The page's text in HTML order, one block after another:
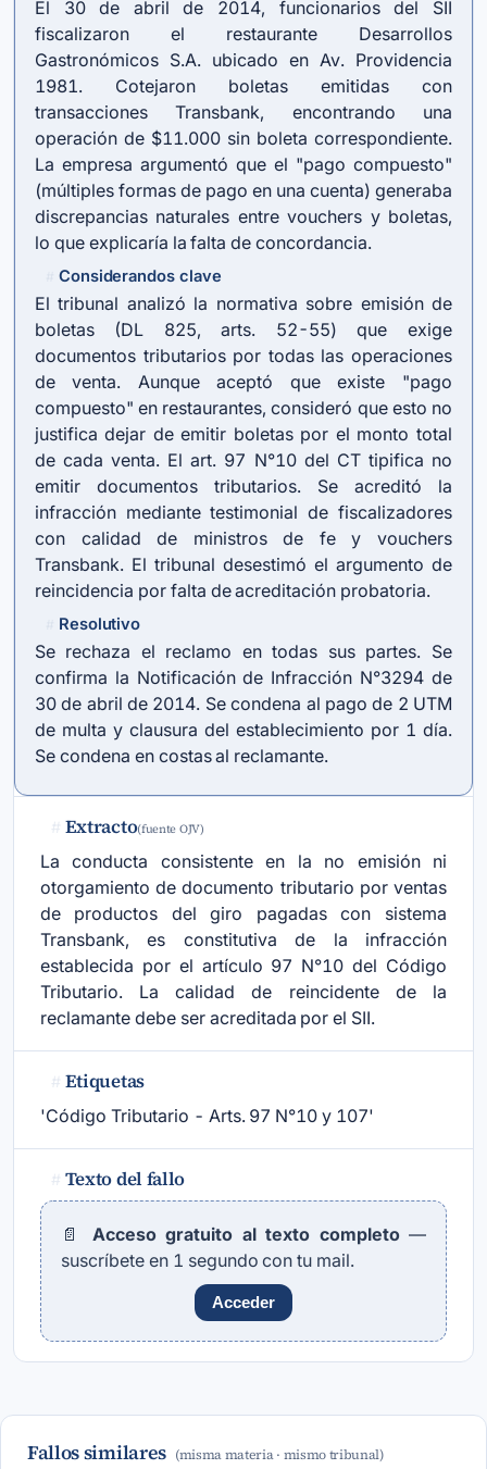
El 30 de abril de 2014, funcionarios del SII
fiscalizaron el restaurante Desarrollos
Gastronómicos S.A. ubicado en Av. Providencia
1981. Cotejaron boletas emitidas con
transacciones Transbank, encontrando una
operación de $11.000 sin boleta correspondiente.
La empresa argumentó que el "pago compuesto"
(múltiples formas de pago en una cuenta) generaba
discrepancias naturales entre vouchers y boletas,
lo que explicaría la falta de concordancia.
Considerandos clave
El tribunal analizó la normativa sobre emisión de
boletas (DL 825, arts. 52-55) que exige
documentos tributarios por todas las operaciones
de venta. Aunque aceptó que existe "pago
compuesto" en restaurantes, consideró que esto no
justifica dejar de emitir boletas por el monto total
de cada venta. El art. 97 N°10 del CT tipifica no
emitir documentos tributarios. Se acreditó la
infracción mediante testimonial de fiscalizadores
con calidad de ministros de fe y vouchers
Transbank. El tribunal desestimó el argumento de
reincidencia por falta de acreditación probatoria.
Resolutivo
Se rechaza el reclamo en todas sus partes. Se
confirma la Notificación de Infracción N°3294 de
30 de abril de 2014. Se condena al pago de 2 UTM
de multa y clausura del establecimiento por 1 día.
Se condena en costas al reclamante.
# Extracto(fuente OJV)
La conducta consistente en la no emisión ni
otorgamiento de documento tributario por ventas
de productos del giro pagadas con sistema
Transbank, es constitutiva de la infracción
establecida por el artículo 97 N°10 del Código
Tributario. La calidad de reincidente de la
reclamante debe ser acreditada por el SII.
# Etiquetas
'Código Tributario - Arts. 97 N°10 y 107'
# Texto del fallo
📄 Acceso gratuito al texto completo—
suscríbete en 1 segundo con tu mail.
Acceder
Fallos similares (misma materia · mismo tribunal)